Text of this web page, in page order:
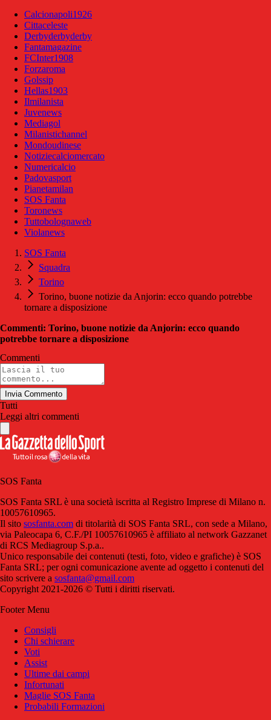
Calcionapoli1926
Cittaceleste
Derbyderbyderby
Fantamagazine
FCInter1908
Forzaroma
Golssip
Hellas1903
Ilmilanista
Juvenews
Mediagol
Milanistichannel
Mondoudinese
Notiziecalciomercato
Numericalcio
Padovasport
Pianetamilan
SOS Fanta
Toronews
Tuttobolognaweb
Violanews
SOS Fanta
Squadra
Torino
Torino, buone notizie da Anjorin: ecco quando potrebbe
tornare a disposizione
Commenti: Torino, buone notizie da Anjorin: ecco quando
potrebbe tornare a disposizione
Commenti
Invia Commento
Tutti
Leggi altri commenti
SOS Fanta
SOS Fanta SRL è una società iscritta al Registro Imprese di Milano n.
10057610965.
Il sito sosfanta.com di titolarità di SOS Fanta SRL, con sede a Milano,
via Paleocapa 6, C.F./PI 10057610965 è affiliato al network Gazzanet
di RCS Mediagroup S.p.a..
Unico responsabile dei contenuti (testi, foto, video e grafiche) è SOS
Fanta SRL; per ogni comunicazione avente ad oggetto i contenuti del
sito scrivere a sosfanta@gmail.com
Copyright 2021-2026 © Tutti i diritti riservati.
Footer Menu
Consigli
Chi schierare
Voti
Assist
Ultime dai campi
Infortunati
Maglie SOS Fanta
Probabili Formazioni